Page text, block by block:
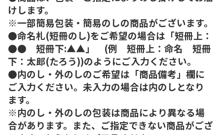
けします。
※一部簡易包装・簡易のしの商品がございます。
●命名札(短冊のし)をご希望の場合は「短冊上：
●● 短冊下:▲▲」 (例 短冊上：命名 短冊
下：太郎(たろう))のようにご入力ください。
●内のし・外のしのご希望は「商品備考」欄に
ご入力ください。未入力の場合は内のしとなり
ます。
※内のし・外のしの包装は商品により異なる場
合があります。また、ご指定できない商品がござ